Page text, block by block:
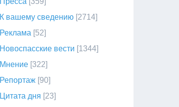
К вашему сведению [2714]
Реклама [52]
Новоспасские вести [1344]
Мнение [322]
Репортаж [90]
Цитата дня [23]